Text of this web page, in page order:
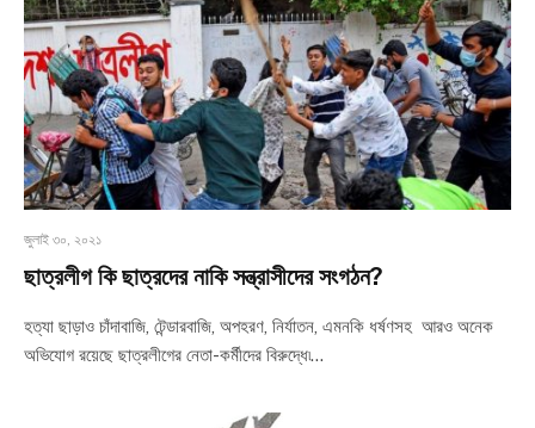
জুলাই ৩০, ২০২১
ছাত্রলীগ কি ছাত্রদের নাকি সন্ত্রাসীদের সংগঠন?
হত্যা ছাড়াও চাঁদাবাজি, টেন্ডারবাজি, অপহরণ, নির্যাতন, এমনকি ধর্ষণসহ আরও অনেক
অভিযোগ রয়েছে ছাত্রলীগের নেতা-কর্মীদের বিরুদ্ধে৷…